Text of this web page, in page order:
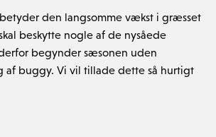
den langsomme vækst i græsset
beskytte nogle af de nysåede
begynder sæsonen uden
af buggy. Vi vil tillade dette så hurtigt